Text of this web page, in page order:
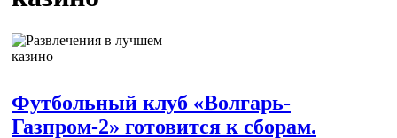
Футбольный клуб «Волгарь-
Газпром-2» готовится к сборам.